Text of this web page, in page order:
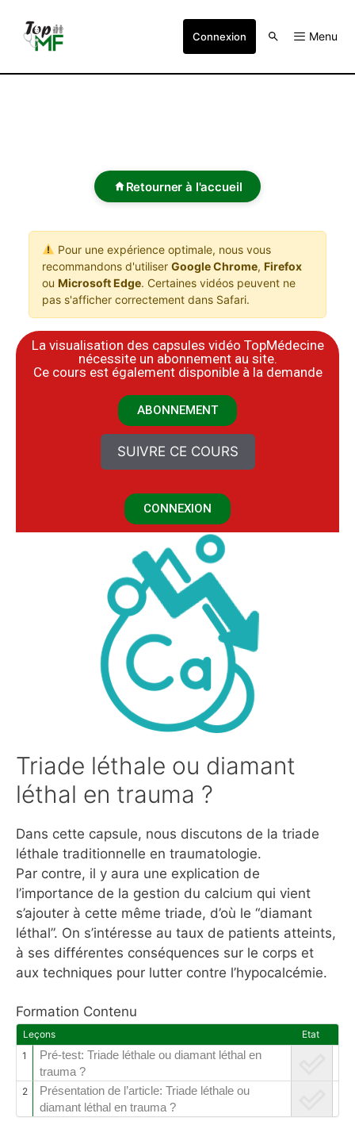
Connexion Menu
Retourner à l'accueil
Pour une expérience optimale, nous vous
recommandons d'utiliser Google Chrome, Firefox
ou Microsoft Edge. Certaines vidéos peuvent ne
pas s'afficher correctement dans Safari.
La visualisation des capsules vidéo TopMédecine
nécessite un abonnement au site.
​Ce cours est également disponible à la demande
ABONNEMENT
SUIVRE CE COURS
CONNEXION
Triade léthale ou diamant
léthal en trauma ?
Dans cette capsule, nous discutons de la triade
léthale traditionnelle en traumatologie.
Par contre, il y aura une explication de
l’importance de la gestion du calcium qui vient
s’ajouter à cette même triade, d’où le “diamant
léthal”. On s’intéresse au taux de patients atteints,
à ses différentes conséquences sur le corps et
aux techniques pour lutter contre l’hypocalcémie.
Formation Contenu
Leçons
Etat
1
Pré-test: Triade léthale ou diamant léthal en
trauma ?
2
Présentation de l’article: Triade léthale ou
diamant léthal en trauma ?